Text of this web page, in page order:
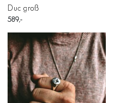
Duc groß
589